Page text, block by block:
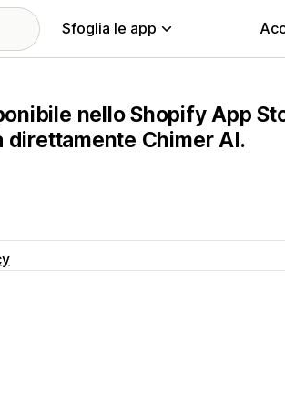
Sfoglia le app
nello Shopify App
Chimer AI.